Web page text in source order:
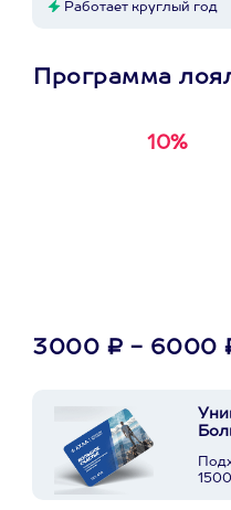
Работает круглый год
Программа
10%
3000 ₽ - 6000